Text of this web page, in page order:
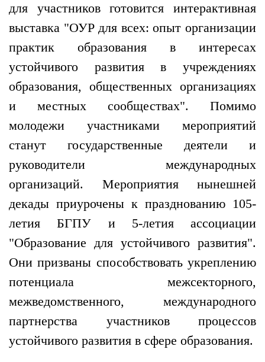
для участников готовится интерактивная
выставка "ОУР для всех: опыт организации
практик образования в интересах
устойчивого развития в учреждениях
образования, общественных организациях
и местных сообществах". Помимо
молодежи участниками мероприятий
станут государственные деятели и
руководители международных
организаций. Мероприятия нынешней
декады приурочены к празднованию 105-
летия БГПУ и 5-летия ассоциации
"Образование для устойчивого развития".
Они призваны способствовать укреплению
потенциала межсекторного,
межведомственного, международного
партнерства участников процессов
устойчивого развития в сфере образования.